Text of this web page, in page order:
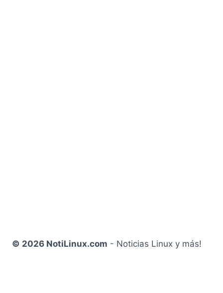
© 2026 NotiLinux.com - Noticias Linux y más!